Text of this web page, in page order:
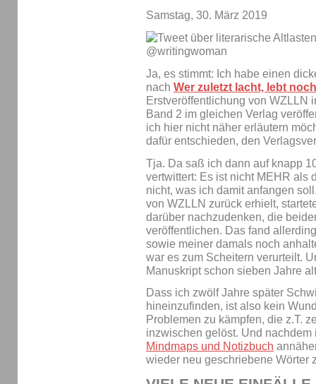
Samstag, 30. März 2019
Ja, es stimmt: Ich habe einen
nach Wer zuletzt lacht, lebt noch
Erstveröffentlichung von WZLLN
Band 2 im gleichen Verlag
ich hier nicht näher erläutern
dafür entschieden, den
Tja. Da saß ich dann auf knapp
vertwittert: Es ist nicht MEHR als
nicht, was ich damit anfangen
von WZLLN zurück erhielt,
darüber nachzudenken, die
veröffentlichen. Das fand
sowie meiner damals noch
war es zum Scheitern verurteilt.
Manuskript schon sieben Jahre
Dass ich zwölf Jahre später
hineinzufinden, ist also kein
Problemen zu kämpfen, die z.T.
inzwischen gelöst. Und
Mindmaps und Notizbuch
wieder neu geschriebene Wörter